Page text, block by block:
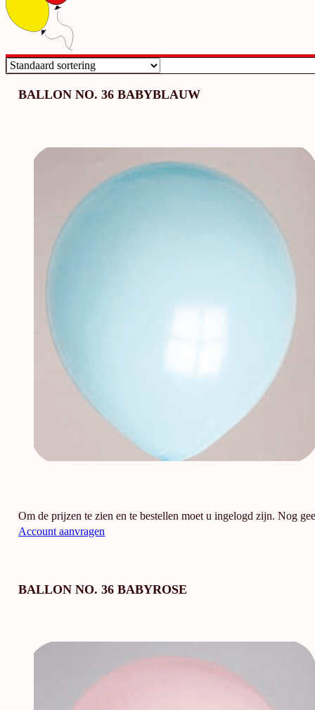
BALLON NO. 36 BABYBLAUW
Om de prijzen te zien en te bestellen moet u ingelogd zijn. Nog
Account aanvragen
BALLON NO. 36 BABYROSE